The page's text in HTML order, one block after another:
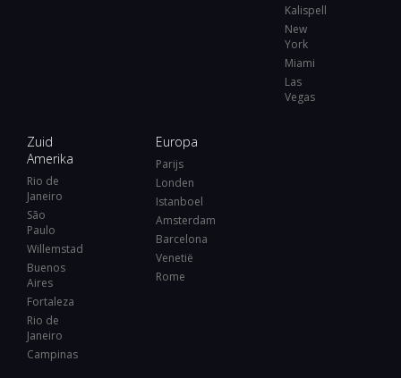
Kalispell
New
York
Miami
Las
Vegas
Zuid
Amerika
Rio de
Janeiro
São
Paulo
Willemstad
Buenos
Aires
Fortaleza
Rio de
Janeiro
Campinas
Europa
Parijs
Londen
Istanboel
Amsterdam
Barcelona
Venetië
Rome